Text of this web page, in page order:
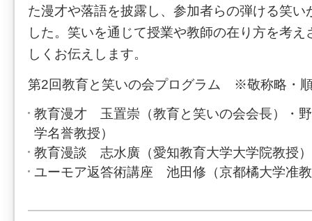
た漫才や落語を披露し、参加者らの弾ける笑い
した。笑いを通じて授業や教師の在り方を考
しくお伝えします。
第2回教育と笑いの会プログラム ※敬称略・
教育漫才 玉置崇（教育と笑いの会会長）・
学名誉教授）
教育漫談 志水廣（愛知教育大学大学院教授）
ユーモア返答術講座 池田修（京都橘大学准